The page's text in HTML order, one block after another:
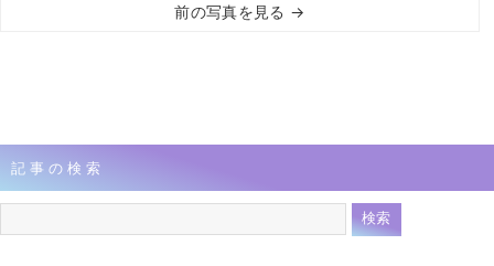
前の写真を見る →
記事の検索